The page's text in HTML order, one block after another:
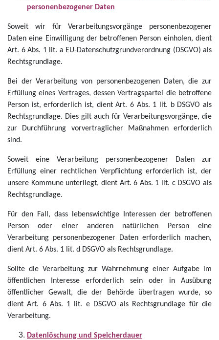
personenbezogener Daten
Soweit wir für Verarbeitungsvorgänge personenbezogener
Daten eine Einwilligung der betroffenen Person einholen, dient
Art. 6 Abs. 1 lit. a EU-Datenschutzgrundverordnung (DSGVO) als
Rechtsgrundlage.
Bei der Verarbeitung von personenbezogenen Daten, die zur
Erfüllung eines Vertrages, dessen Vertragspartei die betroffene
Person ist, erforderlich ist, dient Art. 6 Abs. 1 lit. b DSGVO als
Rechtsgrundlage. Dies gilt auch für Verarbeitungsvorgänge, die
zur Durchführung vorvertraglicher Maßnahmen erforderlich
sind.
Soweit eine Verarbeitung personenbezogener Daten zur
Erfüllung einer rechtlichen Verpflichtung erforderlich ist, der
unsere Kommune unterliegt, dient Art. 6 Abs. 1 lit. c DSGVO als
Rechtsgrundlage.
Für den Fall, dass lebenswichtige Interessen der betroffenen
Person oder einer anderen natürlichen Person eine
Verarbeitung personenbezogener Daten erforderlich machen,
dient Art. 6 Abs. 1 lit. d DSGVO als Rechtsgrundlage.
Sollte die Verarbeitung zur Wahrnehmung einer Aufgabe im
öffentlichen Interesse erforderlich sein oder in Ausübung
öffentlicher Gewalt, die der Behörde übertragen wurde, so
dient Art. 6 Abs. 1 lit. e DSGVO als Rechtsgrundlage für die
Verarbeitung.
Datenlöschung und Speicherdauer